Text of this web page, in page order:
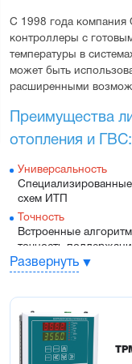
С 1998 года компания
контроллеры с
температуры в
может быть
расширенными
Преимущества
отопления и ГВС:
Универсальность
схем ИТП
Точность
Встроенные
точность
ГВС
Сокращение расхода
уставки
время
Простота
Готовые алгоритмы.
Развернуть